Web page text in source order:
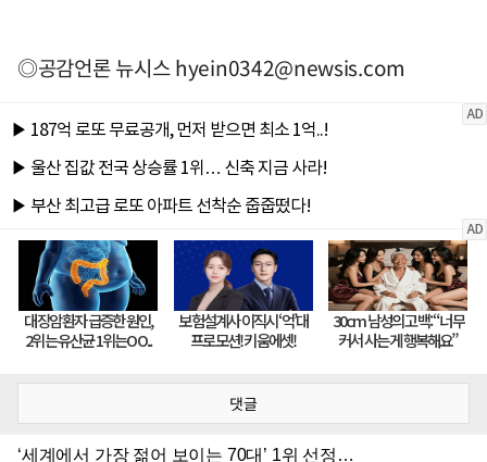
◎공감언론 뉴시스hyein0342@newsis.com
댓글